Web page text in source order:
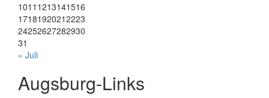
1011 1213141516
17181920212223
24252627282930
31
« Juli
Augsburg-Links